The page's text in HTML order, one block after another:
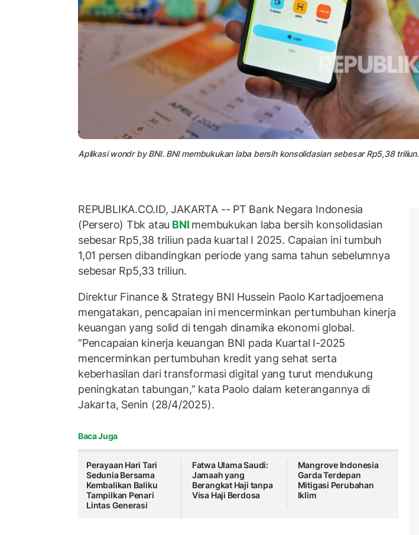
Aplikasi wondr by BNI. BNI membukukan laba bersih konsolidasian sebesar Rp5,38 triliun.
REPUBLIKA.CO.ID, JAKARTA -- PT Bank Negara Indonesia
(Persero) Tbk atau BNI membukukan laba bersih konsolidasian
sebesar Rp5,38 triliun pada kuartal I 2025. Capaian ini tumbuh
1,01 persen dibandingkan periode yang sama tahun sebelumnya
sebesar Rp5,33 triliun.
Direktur Finance & Strategy BNI Hussein Paolo Kartadjoemena
mengatakan, pencapaian ini mencerminkan pertumbuhan kinerja
keuangan yang solid di tengah dinamika ekonomi global.
“Pencapaian kinerja keuangan BNI pada Kuartal I-2025
mencerminkan pertumbuhan kredit yang sehat serta
keberhasilan dari transformasi digital yang turut mendukung
peningkatan tabungan,” kata Paolo dalam keterangannya di
Jakarta, Senin (28/4/2025).
Baca Juga
Perayaan Hari Tari
Sedunia Bersama
Kembalikan Baliku
Tampilkan Penari
Lintas Generasi
Fatwa Ulama Saudi:
Jamaah yang
Berangkat Haji tanpa
Visa Haji Berdosa
Mangrove Indonesia
Garda Terdepan
Mitigasi Perubahan
Iklim